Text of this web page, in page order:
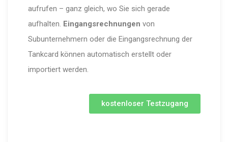
aufrufen – ganz gleich, wo Sie sich gerade
aufhalten. Eingangsrechnungen von
Subunternehmern oder die Eingangsrechnung der
Tankcard können automatisch erstellt oder
importiert werden.
kostenloser Testzugang